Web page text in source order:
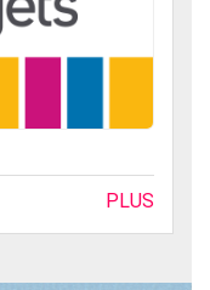
PLUS